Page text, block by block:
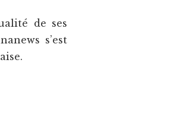
de ses
s’est